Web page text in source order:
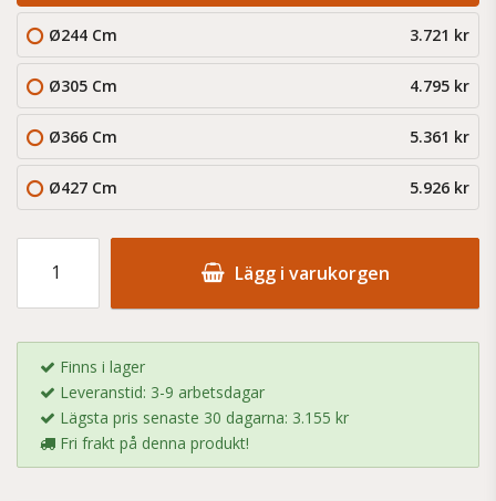
Ø244 Cm 3.721 kr
Ø305 Cm 4.795 kr
Ø366 Cm 5.361 kr
Ø427 Cm 5.926 kr
Lägg i varukorgen
Finns i lager
Leveranstid: 3-9 arbetsdagar
Lägsta pris senaste 30 dagarna: 3.155 kr
Fri frakt på denna produkt!